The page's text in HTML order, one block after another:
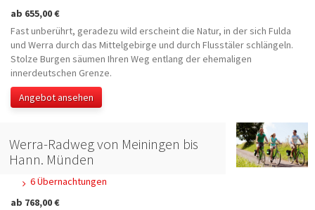
ab 655,00 €
Fast unberührt, geradezu wild erscheint die Natur, in der sich Fulda
und Werra durch das Mittelgebirge und durch Flusstäler schlängeln.
Stolze Burgen säumen Ihren Weg entlang der ehemaligen
innerdeutschen Grenze.
Angebot ansehen
Werra-Radweg von Meiningen bis
Hann. Münden
6 Übernachtungen
ab 768,00 €